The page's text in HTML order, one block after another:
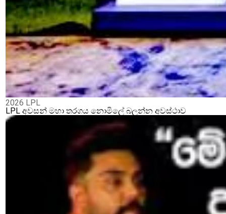
2026 LPL
LPL අවසන් මහා තරගය නොමිලේ බලන්න අවස්ථාව